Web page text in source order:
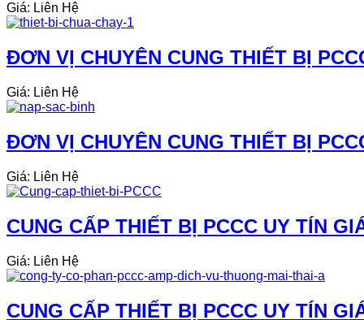
Giá: Liên Hệ
ĐƠN VỊ CHUYÊN CUNG THIẾT BỊ
Giá: Liên Hệ
ĐƠN VỊ CHUYÊN CUNG THIẾT BỊ
Giá: Liên Hệ
CUNG CẤP THIẾT BỊ PCCC UY TÍN
Giá: Liên Hệ
CUNG CẤP THIẾT BỊ PCCC UY TÍN